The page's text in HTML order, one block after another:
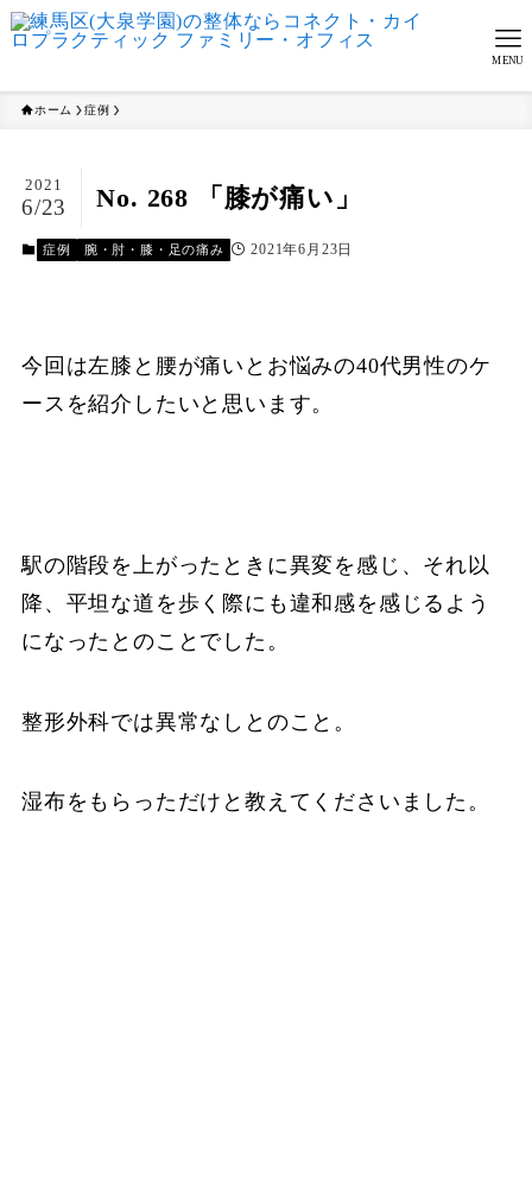
MENU
ホーム 症例
No. 268 「膝が痛い」
2021
6/23
症例 腕・肘・膝・足の痛み 2021年6月23日
今回は左膝と腰が痛いとお悩みの40代男性のケ
ースを紹介したいと思います。
駅の階段を上がったときに異変を感じ、それ以
降、平坦な道を歩く際にも違和感を感じるよう
になったとのことでした。
整形外科では異常なしとのこと。
湿布をもらっただけと教えてくださいました。